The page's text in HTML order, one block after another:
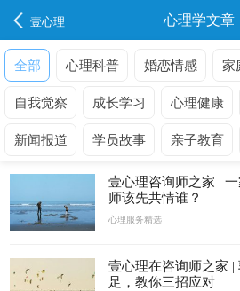
壹心理 心理学文章
全部 心理科普 婚恋情感 家
自我觉察 成长学习 心理健康
新闻报道 学员故事 亲子教育
壹心理咨询师之家 |
师该先共情谁？
心理服务精选
壹心理在咨询师之家 |
足，教你三招应对